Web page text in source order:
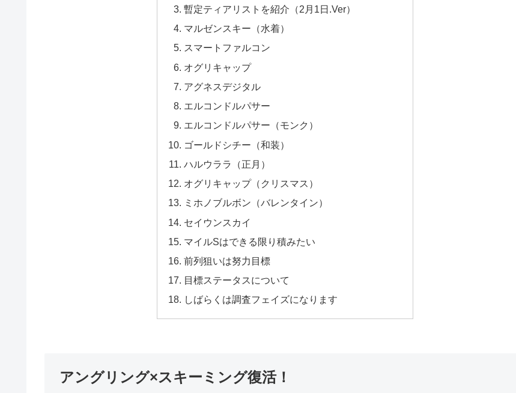
暫定ティアリストを紹介（2月1日.Ver）
マルゼンスキー（水着）
スマートファルコン
オグリキャップ
アグネスデジタル
エルコンドルパサー
エルコンドルパサー（モンク）
ゴールドシチー（和装）
ハルウララ（正月）
オグリキャップ（クリスマス）
ミホノブルボン（バレンタイン）
セイウンスカイ
マイルSはできる限り積みたい
前列狙いは努力目標
目標ステータスについて
しばらくは調査フェイズになります
アングリング×スキーミング復活！